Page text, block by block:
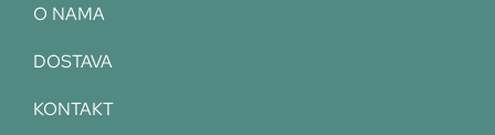
O NAMA
DOSTAVA
KONTAKT